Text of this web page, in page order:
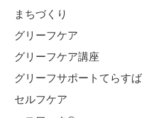
まちづくり
グリーフケア
グリーフケア講座
グリーフサポートてらすば
セルフケア